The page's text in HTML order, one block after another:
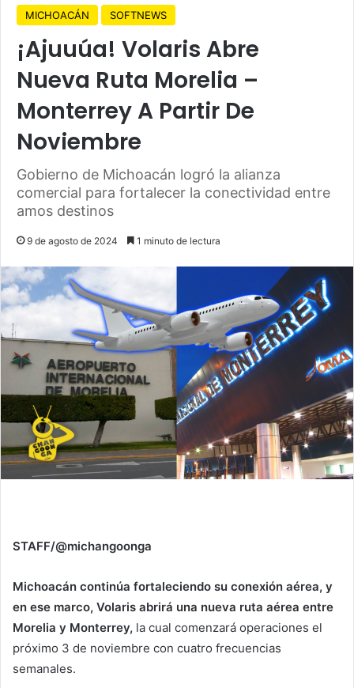
MICHOACÁN SOFTNEWS
¡Ajuuúa! Volaris Abre
Nueva Ruta Morelia –
Monterrey A Partir De
Noviembre
Gobierno de Michoacán logró la alianza
comercial para fortalecer la conectividad entre
amos destinos
9 de agosto de 2024 1 minuto de lectura
STAFF/@michangoonga
Michoacán continúa fortaleciendo su conexión aérea, y
en ese marco, Volaris abrirá una nueva ruta aérea entre
Morelia y Monterrey, la cual comenzará operaciones el
próximo 3 de noviembre con cuatro frecuencias
semanales.